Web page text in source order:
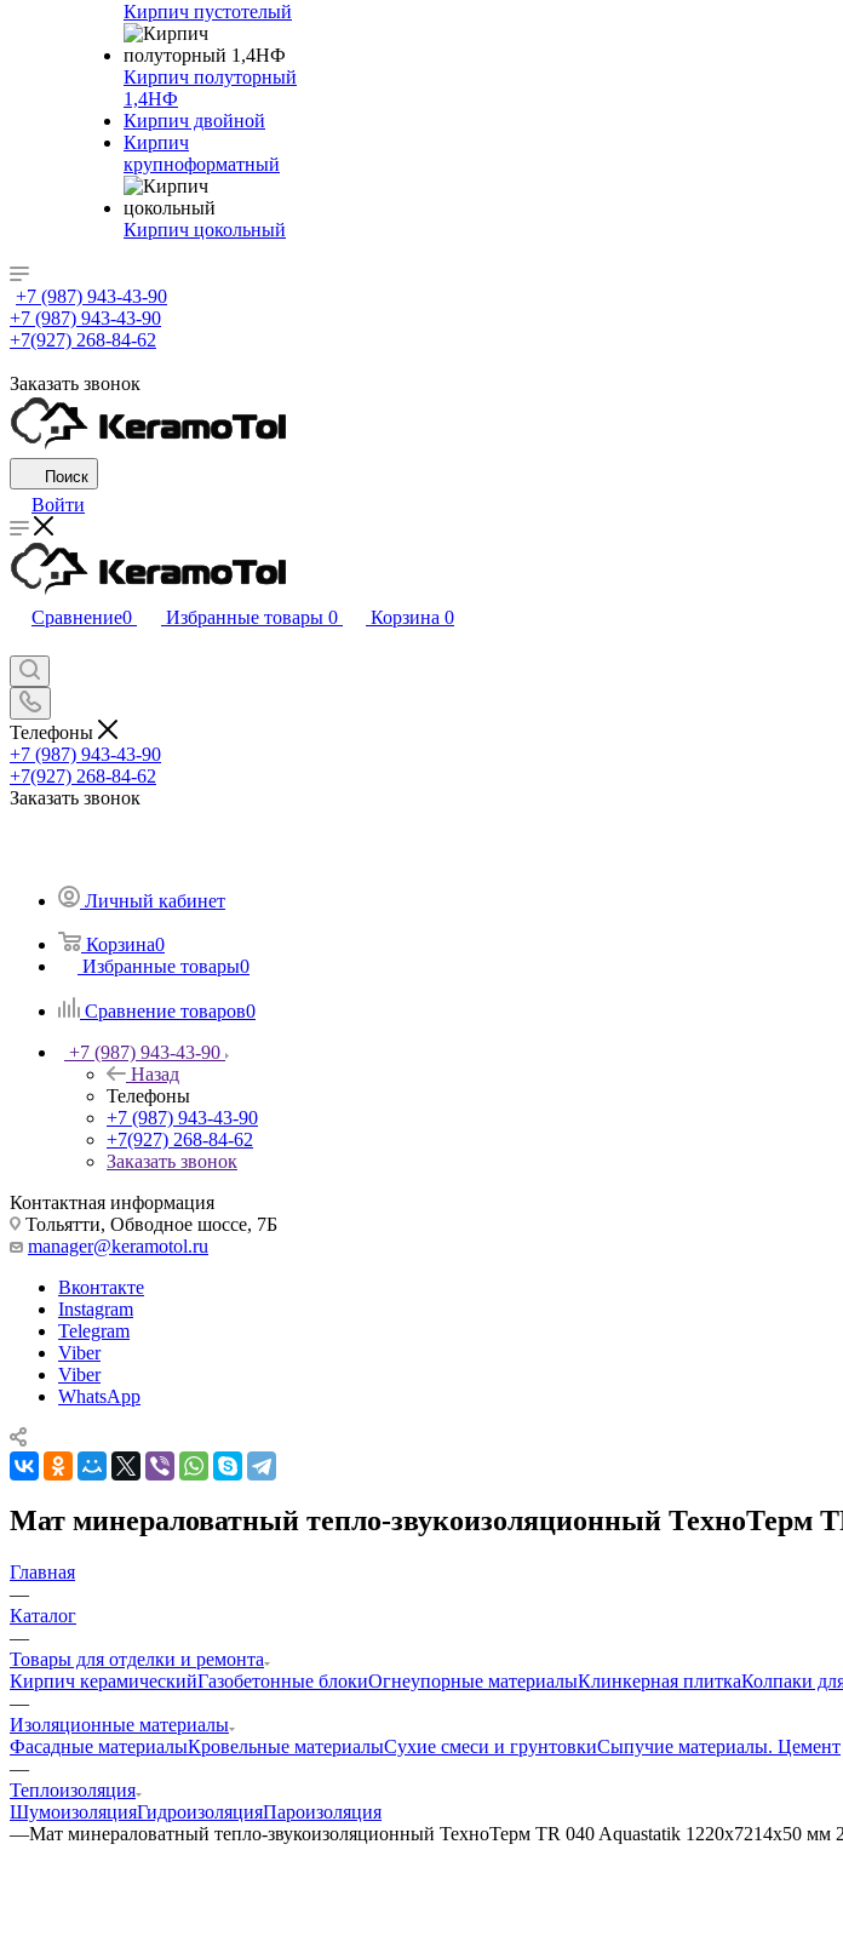
Кирпич пустотелый
Кирпич полуторный
1,4НФ
Кирпич двойной
Кирпич
крупноформатный
Кирпич цокольный
+7 (987) 943-43-90
+7 (987) 943-43-90
+7(927) 268-84-62
Заказать звонок
Поиск
Войти
Сравнение0 Избранные товары 0 Корзина 0
Телефоны
+7 (987) 943-43-90
+7(927) 268-84-62
Заказать звонок
Личный кабинет
Корзина0
Избранные товары0
Сравнение товаров0
+7 (987) 943-43-90
Назад
Телефоны
+7 (987) 943-43-90
+7(927) 268-84-62
Заказать звонок
Контактная информация
Тольятти, Обводное шоссе, 7Б
manager@keramotol.ru
Вконтакте
Instagram
Telegram
Viber
Viber
WhatsApp
Мат минераловатный тепло-звукоизоляционный ТехноТерм
Главная
—
Каталог
—
Товары для отделки и ремонта
Кирпич керамическийГазобетонные блокиОгнеупорные материалыКлинкерная плиткаКолпаки
—
Изоляционные материалы
Фасадные материалыКровельные материалыСухие смеси и грунтовкиСыпучие материалы. Цемент
—
Теплоизоляция
ШумоизоляцияГидроизоляцияПароизоляция
—Мат минераловатный тепло-звукоизоляционный ТехноТерм TR 040 Aquastatik 1220х7214х50 мм